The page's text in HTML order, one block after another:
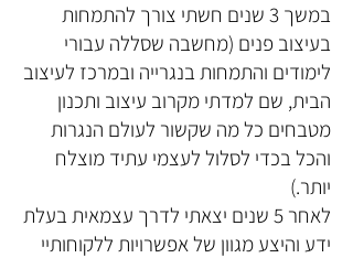
במשך 3 שנים חשתי צורך להתמחות
בעיצוב פנים (מחשבה שסללה עבורי
לימודים והתמחות בנגרייה ובמרכז לעיצוב
הבית, שם למדתי מקרוב עיצוב ותכנון
מטבחים כל מה שקשור לעולם הנגרות
והכל בכדי לסלול לעצמי עתיד מוצלח
יותר.)
לאחר 5 שנים יצאתי לדרך עצמאית בעלת
ידע והיצע מגוון של אפשרויות ללקוחותיי